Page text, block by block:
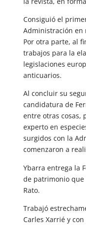
Consiguió el
Administración en
Por otra parte, al
trabajos para la
legislaciones
anticuarios.
Al concluir su
candidatura de
entre otras cosas,
experto en
surgidos con la
comenzaron a
Ybarra entrega la
de patrimonio que
Rato.
Trabajó
Carles Xarrié y